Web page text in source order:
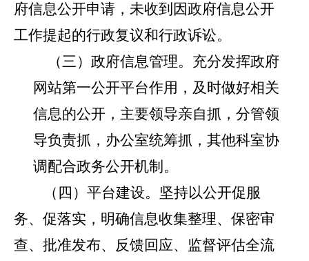
府信息公开申请，未收到因政府信息公开
工作提起的行政复议和行政诉讼。
（三）政府信息管理。 充分发挥政府
网站第一公开平台作用，及时做好相关
信息的公开，主要领导亲自抓，分管领
导负责抓，办公室统筹抓，其他科室协
调配合政务公开机制。
（四）平台建设。 坚持以公开促服
务、促落实，明确信息收集整理、保密审
查、批准发布、反馈回应、监督评估全流